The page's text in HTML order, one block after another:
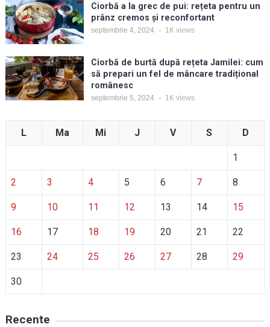
Ciorbă a la grec de pui: rețeta pentru un
prânz cremos și reconfortant
septembrie 4, 2024 1Kviews
Ciorbă de burtă după rețeta Jamilei: cum
să prepari un fel de mâncare tradițional
românesc
septembrie 5, 2024 1Kviews
L Ma Mi J V S D
1
2 3 4 5 6 7 8
9 10 11 12 13 14 15
16 17 18 19 20 21 22
23 24 25 26 27 28 29
30
Recente